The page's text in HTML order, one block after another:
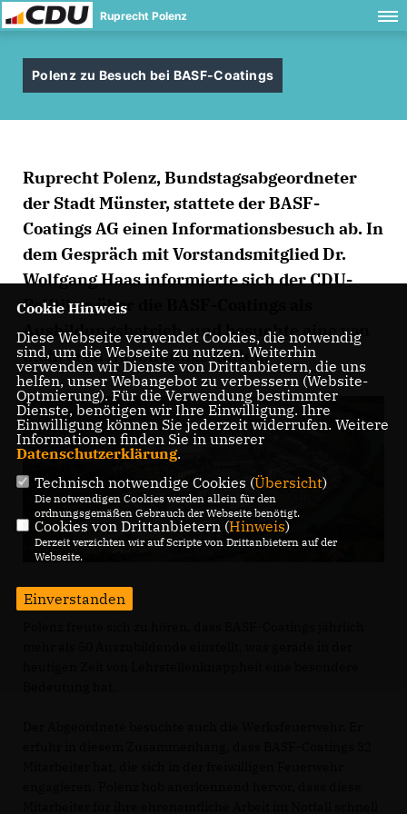
Ruprecht Polenz
Polenz zu Besuch bei BASF-Coatings
Ruprecht Polenz, Bundstagsabgeordneter
der Stadt Münster, stattete der BASF-
Coatings AG einen Informationsbesuch ab. In
dem Gespräch mit Vorstandsmitglied Dr.
Wolfgang Haas informierte sich der CDU-
Politiker über die BASF-Coatings als
Ausbildungsbetrieb, und besuchte eine von
mehreren Ausbildungsstätten.
Cookie Hinweis
Diese Webseite verwendet Cookies, die notwendig
sind, um die Webseite zu nutzen. Weiterhin
verwenden wir Dienste von Drittanbietern, die uns
helfen, unser Webangebot zu verbessern (Website-
Optmierung). Für die Verwendung bestimmter
Dienste, benötigen wir Ihre Einwilligung. Ihre
Einwilligung können Sie jederzeit widerrufen. Weitere
Informationen finden Sie in unserer
Datenschutzerklärung.
Technisch notwendige Cookies (Übersicht)
Die notwendigen Cookies werden allein für den
ordnungsgemäßen Gebrauch der Webseite benötigt.
Cookies von Drittanbietern (Hinweis)
Derzeit verzichten wir auf Scripte von Drittanbietern auf der
Webseite.
Einverstanden